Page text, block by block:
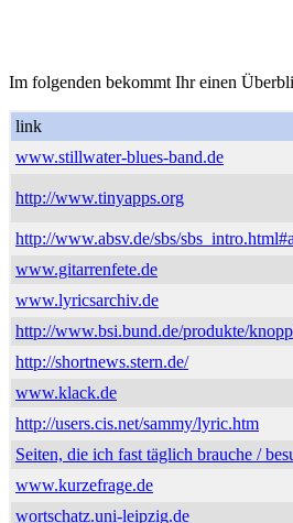
Im folgenden bekommt Ihr einen
link
www.stillwater-blues-band.de
http://www.tinyapps.org
http://www.absv.de/sbs/
www.gitarrenfete.de
www.lyricsarchiv.de
http://www.bsi.bund.de/produkte/
http://shortnews.stern.de/
www.klack.de
http://users.cis.net/sammy/lyric.htm
Seiten, die ich fast täglich brauche /
www.kurzefrage.de
wortschatz.uni-leipzig.de